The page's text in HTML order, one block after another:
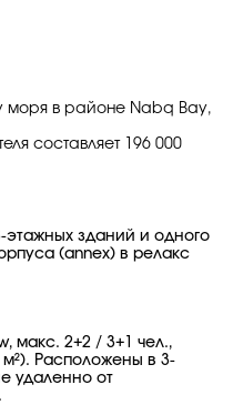
моря в районе Nabq Bay,
составляет 196 000
этажных зданий и одного
(annex) в релакс
макс. 2+2 / 3+1 чел.,
Расположены в 3-
удаленно от